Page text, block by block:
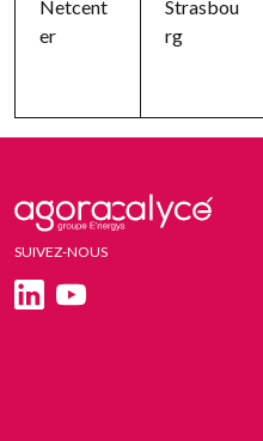
Netcent
er
Strasbou
rg
SUIVEZ-NOUS